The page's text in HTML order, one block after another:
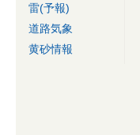
雷(予報)
道路気象
黄砂情報